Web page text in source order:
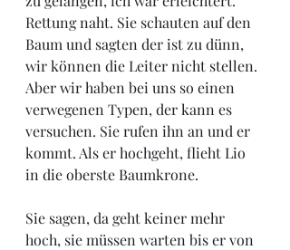
Rettung naht. Sie schauten auf den
Baum und sagten der ist zu dünn,
wir können die Leiter nicht stellen.
Aber wir haben bei uns so einen
verwegenen Typen, der kann es
versuchen. Sie rufen ihn an und er
kommt. Als er hochgeht, flieht Lio
in die oberste Baumkrone.
Sie sagen, da geht keiner mehr
hoch, sie müssen warten bis er von